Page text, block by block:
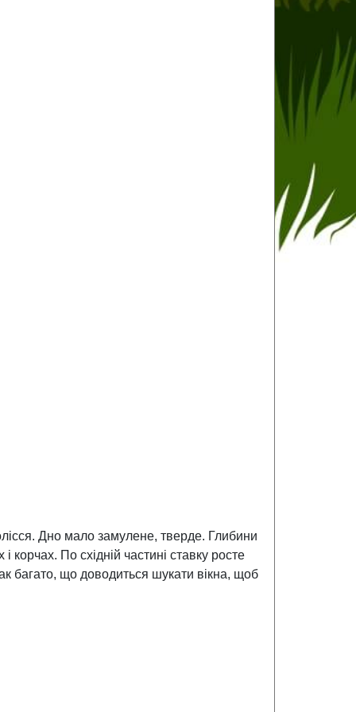
Дно мало замулене, тверде. Глибини
корчах. По східній частині ставку росте
багато, що доводиться шукати вікна, щоб